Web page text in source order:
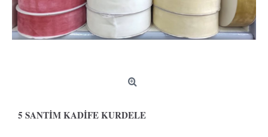
5 SANTIM KADIFE KURDELE